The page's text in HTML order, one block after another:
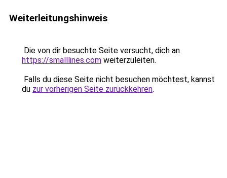
Weiterleitungshinweis
Die von dir besuchte Seite versucht, dich an
https://smalllines.com weiterzuleiten.
Falls du diese Seite nicht besuchen möchtest, kannst
du zur vorherigen Seite zurückkehren.